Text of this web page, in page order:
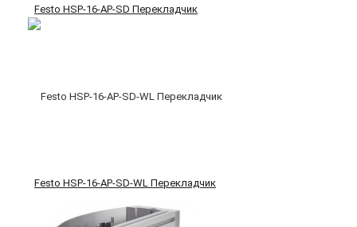
Festo HSP-16-AP-SD Перекладчик
Festo HSP-16-AP-SD-WL Перекладчик